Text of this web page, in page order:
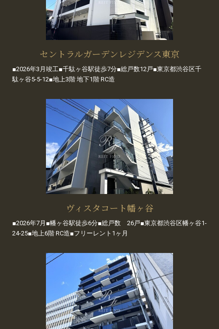
セントラルガーデンレジデンス東京
■2026年3月竣工■千駄ヶ谷駅徒歩7分■総戸数12戸■東京都渋谷区千
駄ヶ谷5-5-12■地上3階 地下1階 RC造
ヴィスタコート幡ヶ谷
■2026年7月■幡ヶ谷駅徒歩6分■総戸数 26戸■東京都渋谷区幡ヶ谷1-
24-25■地上6階 RC造■フリーレント1ヶ月